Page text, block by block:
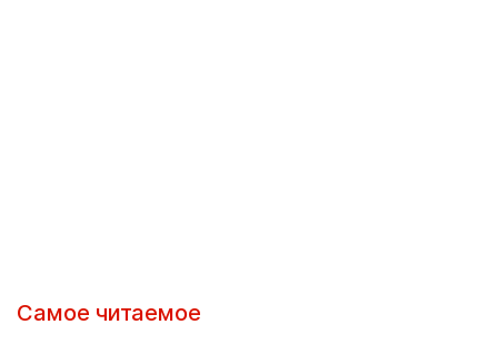
Самое читаемое